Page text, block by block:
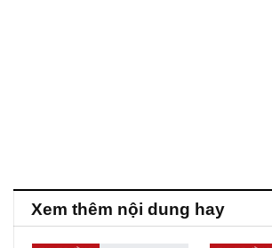
Xem thêm nội dung hay